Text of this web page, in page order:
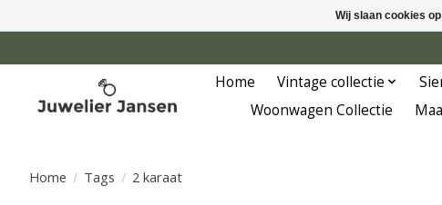
Home Vintage collectie
Woonwagen Collectie
Home / Tags / 2 karaat
Wij slaan cookies